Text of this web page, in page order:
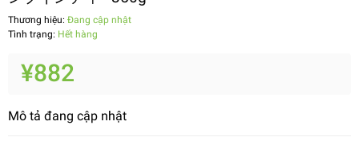
Thương hiệu: Đang cập nhật
Tình trạng: Hết hàng
¥882
Mô tả đang cập nhật